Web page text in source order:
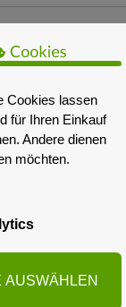
Cookies lassen
für Ihren Einkauf
Andere dienen
möchten.
AUSWÄHLEN